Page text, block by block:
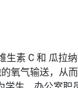
素 C 和 瓜拉
氧气输送，从